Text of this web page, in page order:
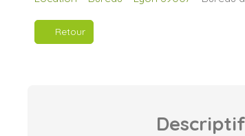
Retour
Descriptif